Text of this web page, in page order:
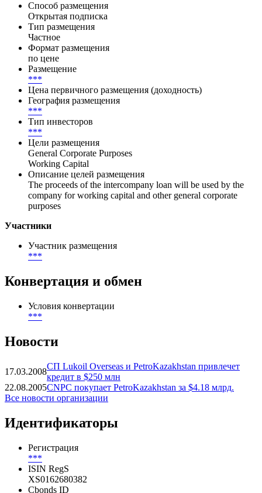
Способ размещения
Открытая подписка
Тип размещения
Частное
Формат размещения
по цене
Размещение
***
Цена первичного размещения (доходность)
География размещения
***
Тип инвесторов
***
Цели размещения
General Corporate Purposes
Working Capital
Описание целей размещения
The proceeds of the intercompany loan will be used by the
company for working capital and other general corporate
purposes
Участники
Участник размещения
***
Конвертация и обмен
Условия конвертации
***
Новости
17.03.2008
СП Lukoil Overseas и PetroKazakhstan привлечет
кредит в $250 млн
22.08.2005CNPC покупает PetroKazakhstan за $4.18 млрд.
Все новости организации
Идентификаторы
Регистрация
***
ISIN RegS
XS0162680382
Cbonds ID